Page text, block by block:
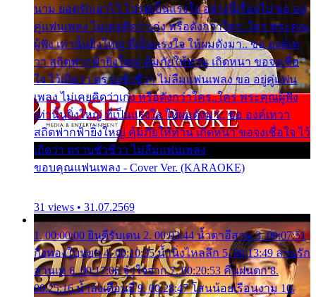
นาม ยอดรักเอาไว้ โปรดเป็นแรงใจ อย่างนี้เรื่อยไป ขอ อยู่
คู่แฟนเพลง ไม่เคยคิดว่าเก่ง หรือดังกว่าใคร..ใคร พระคุณ
ผู้ฟัง เท่านั้นยิ่งใหญ่ ที่เป็นแรงใจ ให้ผมดังมา.. ขอ องค์เท
วา สถิตฟากฟ้ายิ่งใหญ่ คุ้มภัยให้ท่าน เถิดหนา ขอจงเชื่อ
ใจ ไว้เถิดว่า ตราบชั่วชีวา ไม่ลืมแฟนเพลง ขอ อยู่คู่แฟน
เพลง ไม่เคยคิดว่าเก่ง หรือดังกว่าใคร..ใคร พระคุณผู้ฟัง
เท่านั้นยิ่งใหญ่ ที่เป็นแรงใจ ให้ผมดังมา.. ขอ องค์เทวา
สถิตฟากฟ้ายิ่งใหญ่ คุ้มภัยให้ท่าน เถิดหนา ขอจงเชื่อใจ ไว้
เถิดว่า ตราบชั่วชีวา ไม่ลืมแฟนเพลง
ขอบคุณแฟนเพลง - Cover Ver. (KARAOKE)
31 views • 31.07.2569
1. 00:00:00 ยินดีรับเดน 2. 00:03:44 น้ำตาอีสาน 3. 00:07:51
กิ่งทองใบหยก 4. 00:10:35 น้ำนิ่งไหลลึก 5. 00:13:49 ลานรัก
ลานเท 6. 00:17:06 จำใจจาก 7. 00:20:53 คืนฝนตก 8.
00:25:16 น้ำลงเดือนยี่ 9. 00:28:47 โสนน้อยเรือนงาม 10.